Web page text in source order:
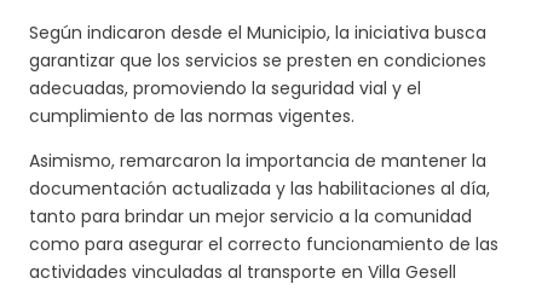
Según indicaron desde el Municipio, la iniciativa busca
garantizar que los servicios se presten en condiciones
adecuadas, promoviendo la seguridad vial y el
cumplimiento de las normas vigentes.
Asimismo, remarcaron la importancia de mantener la
documentación actualizada y las habilitaciones al día,
tanto para brindar un mejor servicio a la comunidad
como para asegurar el correcto funcionamiento de las
actividades vinculadas al transporte en Villa Gesell